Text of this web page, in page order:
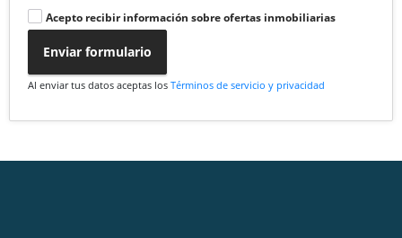
Acepto recibir información sobre ofertas inmobiliarias
Enviar formulario
Al enviar tus datos aceptas los Términos de servicio y privacidad